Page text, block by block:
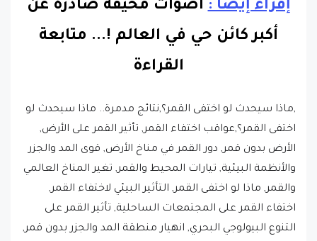
إقراء إيضاً : أصوات مخيفة صادرة عن
أكبر كائن حي في العالم !... متابعة
القراءة
,ماذا سيحدث لو اختفى القمر؟,نتائج مدمرة.. ماذا سيحدث لو
اختفى القمر؟,عواقب اختفاء القمر, تأثير القمر على الأرض,
الأرض بدون قمر, دور القمر في مناخ الأرض, قوى المد والجزر
والأنظمة البيئية, تيارات المحيط والقمر, تغير المناخ العالمي
والقمر, ماذا لو اختفى القمر, التأثير البيئي لاختفاء القمر,
اختفاء القمر على المجتمعات الساحلية, تأثير القمر على
التنوع البيولوجي البحري, انهيار منطقة المد والجزر بدون قمر,